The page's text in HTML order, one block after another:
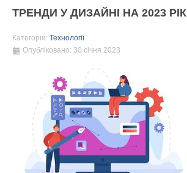
ТРЕНДИ У ДИЗАЙНІ НА 2023 РІК
Категорія: Технології
Опубліковано: 30 січня 2023